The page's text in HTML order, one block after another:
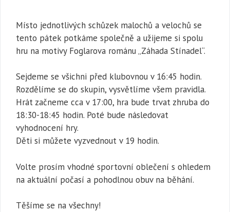
Místo jednotlivých schůzek malochů a velochů se
tento pátek potkáme společně a užijeme si spolu
hru na motivy Foglarova románu „Záhada Stínadel“.
Sejdeme se všichni před klubovnou v 16:45 hodin.
Rozdělíme se do skupin, vysvětlíme všem pravidla.
Hrát začneme cca v 17:00, hra bude trvat zhruba do
18:30-18:45 hodin. Poté bude následovat
vyhodnocení hry.
Děti si můžete vyzvednout v 19 hodin.
Volte prosím vhodné sportovní oblečení s ohledem
na aktuální počasí a pohodlnou obuv na běhání.
Těšíme se na všechny!